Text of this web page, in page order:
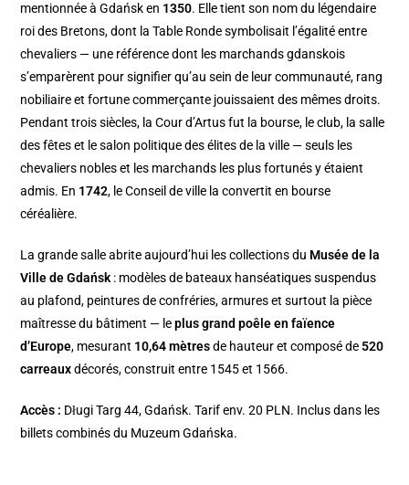
mentionnée à Gdańsk en 1350. Elle tient son nom du légendaire
roi des Bretons, dont la Table Ronde symbolisait l’égalité entre
chevaliers — une référence dont les marchands gdanskois
s’emparèrent pour signifier qu’au sein de leur communauté, rang
nobiliaire et fortune commerçante jouissaient des mêmes droits.
Pendant trois siècles, la Cour d’Artus fut la bourse, le club, la salle
des fêtes et le salon politique des élites de la ville — seuls les
chevaliers nobles et les marchands les plus fortunés y étaient
admis. En 1742, le Conseil de ville la convertit en bourse
céréalière.
La grande salle abrite aujourd’hui les collections du Musée de la
Ville de Gdańsk : modèles de bateaux hanséatiques suspendus
au plafond, peintures de confréries, armures et surtout la pièce
maîtresse du bâtiment — leplus grand poêle en faïence
d’Europe, mesurant 10,64 mètresde hauteur et composé de 520
carreauxdécorés, construit entre 1545 et 1566.
Accès : Długi Targ 44, Gdańsk. Tarif env. 20 PLN. Inclus dans les
billets combinés du Muzeum Gdańska.